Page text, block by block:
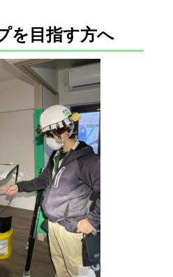
を目指す方へ